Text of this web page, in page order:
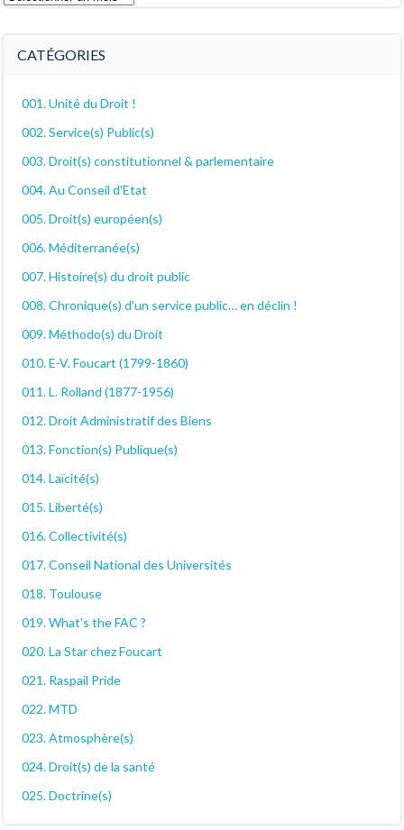
CATÉGORIES
001. Unité du Droit !
002. Service(s) Public(s)
003. Droit(s) constitutionnel & parlementaire
004. Au Conseil d'Etat
005. Droit(s) européen(s)
006. Méditerranée(s)
007. Histoire(s) du droit public
008. Chronique(s) d'un service public… en déclin !
009. Méthodo(s) du Droit
010. E-V. Foucart (1799-1860)
011. L. Rolland (1877-1956)
012. Droit Administratif des Biens
013. Fonction(s) Publique(s)
014. Laïcité(s)
015. Liberté(s)
016. Collectivité(s)
017. Conseil National des Universités
018. Toulouse
019. What's the FAC ?
020. La Star chez Foucart
021. Raspail Pride
022. MTD
023. Atmosphère(s)
024. Droit(s) de la santé
025. Doctrine(s)